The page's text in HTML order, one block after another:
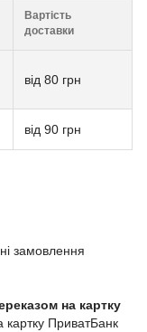
Вартість
доставки
від 80 грн
від 90 грн
замовлення
на картку
картку ПриватБанк